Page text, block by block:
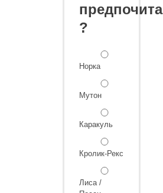
?
Норка
Мутон
Каракуль
Кролик-Рекс
Лиса /